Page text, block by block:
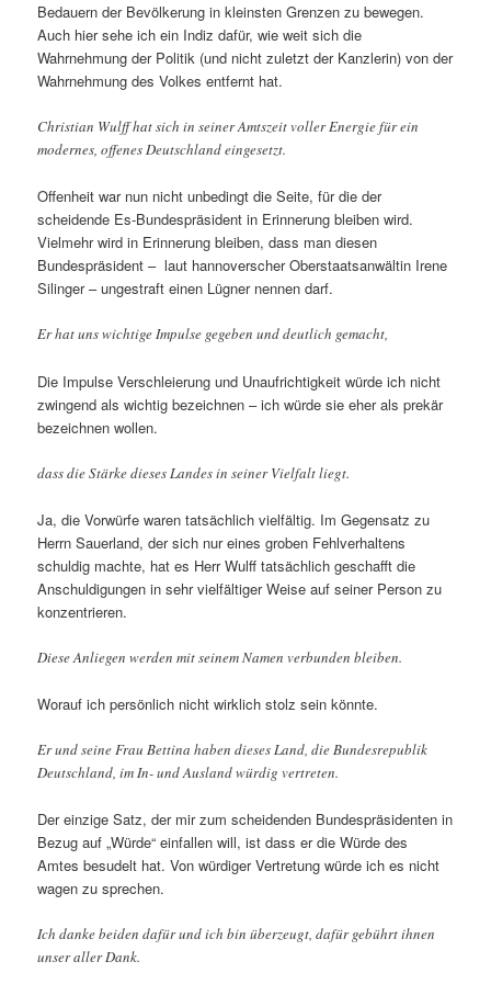
Bedauern der Bevölkerung in kleinsten Grenzen zu bewegen.
Auch hier sehe ich ein Indiz dafür, wie weit sich die
Wahrnehmung der Politik (und nicht zuletzt der Kanzlerin) von der
Wahrnehmung des Volkes entfernt hat.
Christian Wulff hat sich in seiner Amtszeit voller Energie für ein
modernes, offenes Deutschland eingesetzt.
Offenheit war nun nicht unbedingt die Seite, für die der
scheidende Es-Bundespräsident in Erinnerung bleiben wird.
Vielmehr wird in Erinnerung bleiben, dass man diesen
Bundespräsident – laut hannoverscher Oberstaatsanwältin Irene
Silinger – ungestraft einen Lügner nennen darf.
Er hat uns wichtige Impulse gegeben und deutlich gemacht,
Die Impulse Verschleierung und Unaufrichtigkeit würde ich nicht
zwingend als wichtig bezeichnen – ich würde sie eher als prekär
bezeichnen wollen.
dass die Stärke dieses Landes in seiner Vielfalt liegt.
Ja, die Vorwürfe waren tatsächlich vielfältig. Im Gegensatz zu
Herrn Sauerland, der sich nur eines groben Fehlverhaltens
schuldig machte, hat es Herr Wulff tatsächlich geschafft die
Anschuldigungen in sehr vielfältiger Weise auf seiner Person zu
konzentrieren.
Diese Anliegen werden mit seinem Namen verbunden bleiben.
Worauf ich persönlich nicht wirklich stolz sein könnte.
Er und seine Frau Bettina haben dieses Land, die Bundesrepublik
Deutschland, im In- und Ausland würdig vertreten.
Der einzige Satz, der mir zum scheidenden Bundespräsidenten in
Bezug auf „Würde“ einfallen will, ist dass er die Würde des
Amtes besudelt hat. Von würdiger Vertretung würde ich es nicht
wagen zu sprechen.
Ich danke beiden dafür und ich bin überzeugt, dafür gebührt ihnen
unser aller Dank.